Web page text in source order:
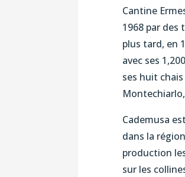
Cantine
1968 par des
plus tard, en
avec ses
ses huit
Cademusa
dans la
production
sur les